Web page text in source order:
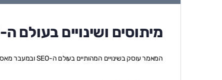
מיתוסים ושינויים בעולם ה-SEO
המאמר עוסק בשינויים המהותיים בעולם ה-SEO ובמעבר מאסטרטגיות פשוטות של דחיקת מילות מפ…